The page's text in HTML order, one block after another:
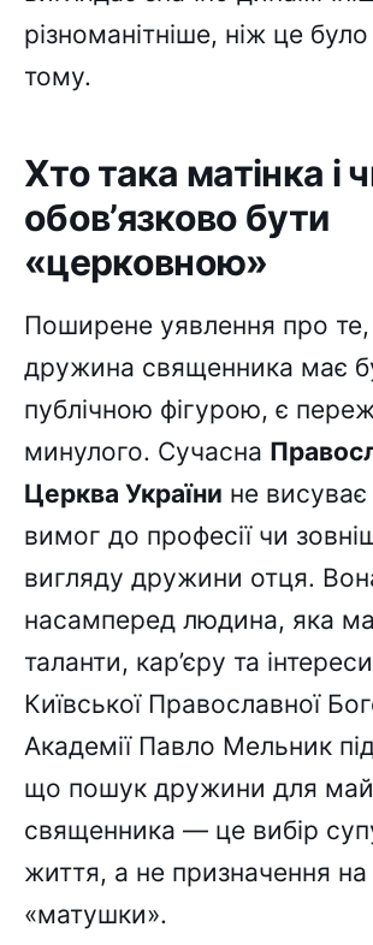
різноманітніше, ніж це було
тому.
Хто така матінка і
обов’язково бути
«церковною»
Поширене уявлення про
дружина священника має
публічною фігурою, є
минулого. Сучасна
Церква України не
вимог до професії чи
вигляду дружини отця.
насамперед людина, яка
таланти, кар’єру та
Київської Православної
Академії Павло Мельник
що пошук дружини для
священника — це вибір
життя, а не призначення
«матушки».